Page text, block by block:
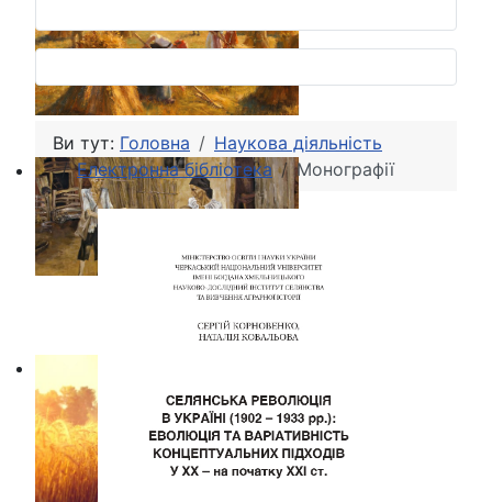
Ви тут: Головна
Наукова діяльність
Електронна бібліотека
Монографії